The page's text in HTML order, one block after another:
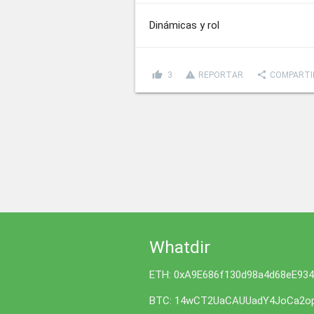
Dinámicas y rol
thumb_up 3 report_problem REPORTAR share
Whatdir
ETH:
BTC: